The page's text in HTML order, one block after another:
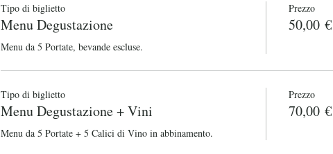
Tipo di biglietto
Menu Degustazione
Menu da 5 Portate, bevande escluse.
Prezzo
50,00 €
Tipo di biglietto
Menu Degustazione + Vini
Menu da 5 Portate + 5 Calici di Vino in abbinamento.
Prezzo
70,00 €